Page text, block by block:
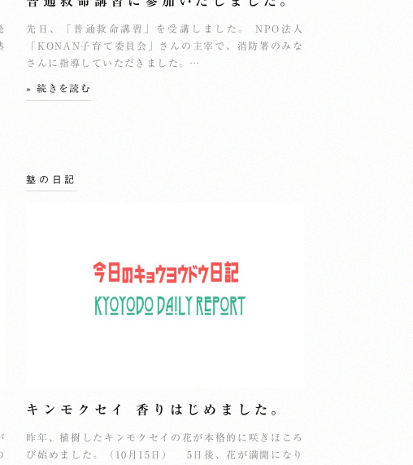
先日、「普通救命講習」を受講しました。 NPO法人
「KONAN子育て委員会」さんの主宰で、消防署のみな
さんに指導していただきました。…
» 続きを読む
塾の日記
キンモクセイ 香りはじめました。
昨年、植樹したキンモクセイの花が本格的に咲きほころ
び始めました。（10月15日） 5日後、花が満開になり